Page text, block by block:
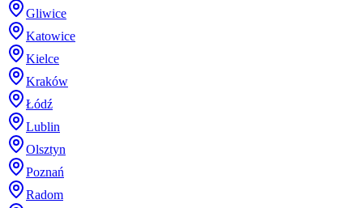
Gliwice
Katowice
Kielce
Kraków
Łódź
Lublin
Olsztyn
Poznań
Radom